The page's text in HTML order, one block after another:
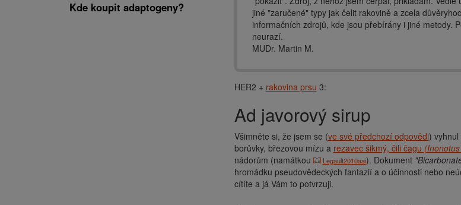
Kde koupit adaptogeny?
jiné "zaručené" typy jak čelit rakovině a zcela
informačních zdrojů, kde jsou přebírány i jiné metody.
neurazí.
MUDr. Martin M.
HER2 + rakovina prsu 3:
Ad javorový sirup
Všimněte si, že jsem se (ve své předchozí odpovědi) vyhnul
borůvky, březovou mízu a rezavec šikmý, čili čagu
nádorům (namátkou
Legault2010aai). Dokument
hromádku pseudovědeckých fantazií a o účinnosti nebo
cítíte a já Vám to potvrzuji.